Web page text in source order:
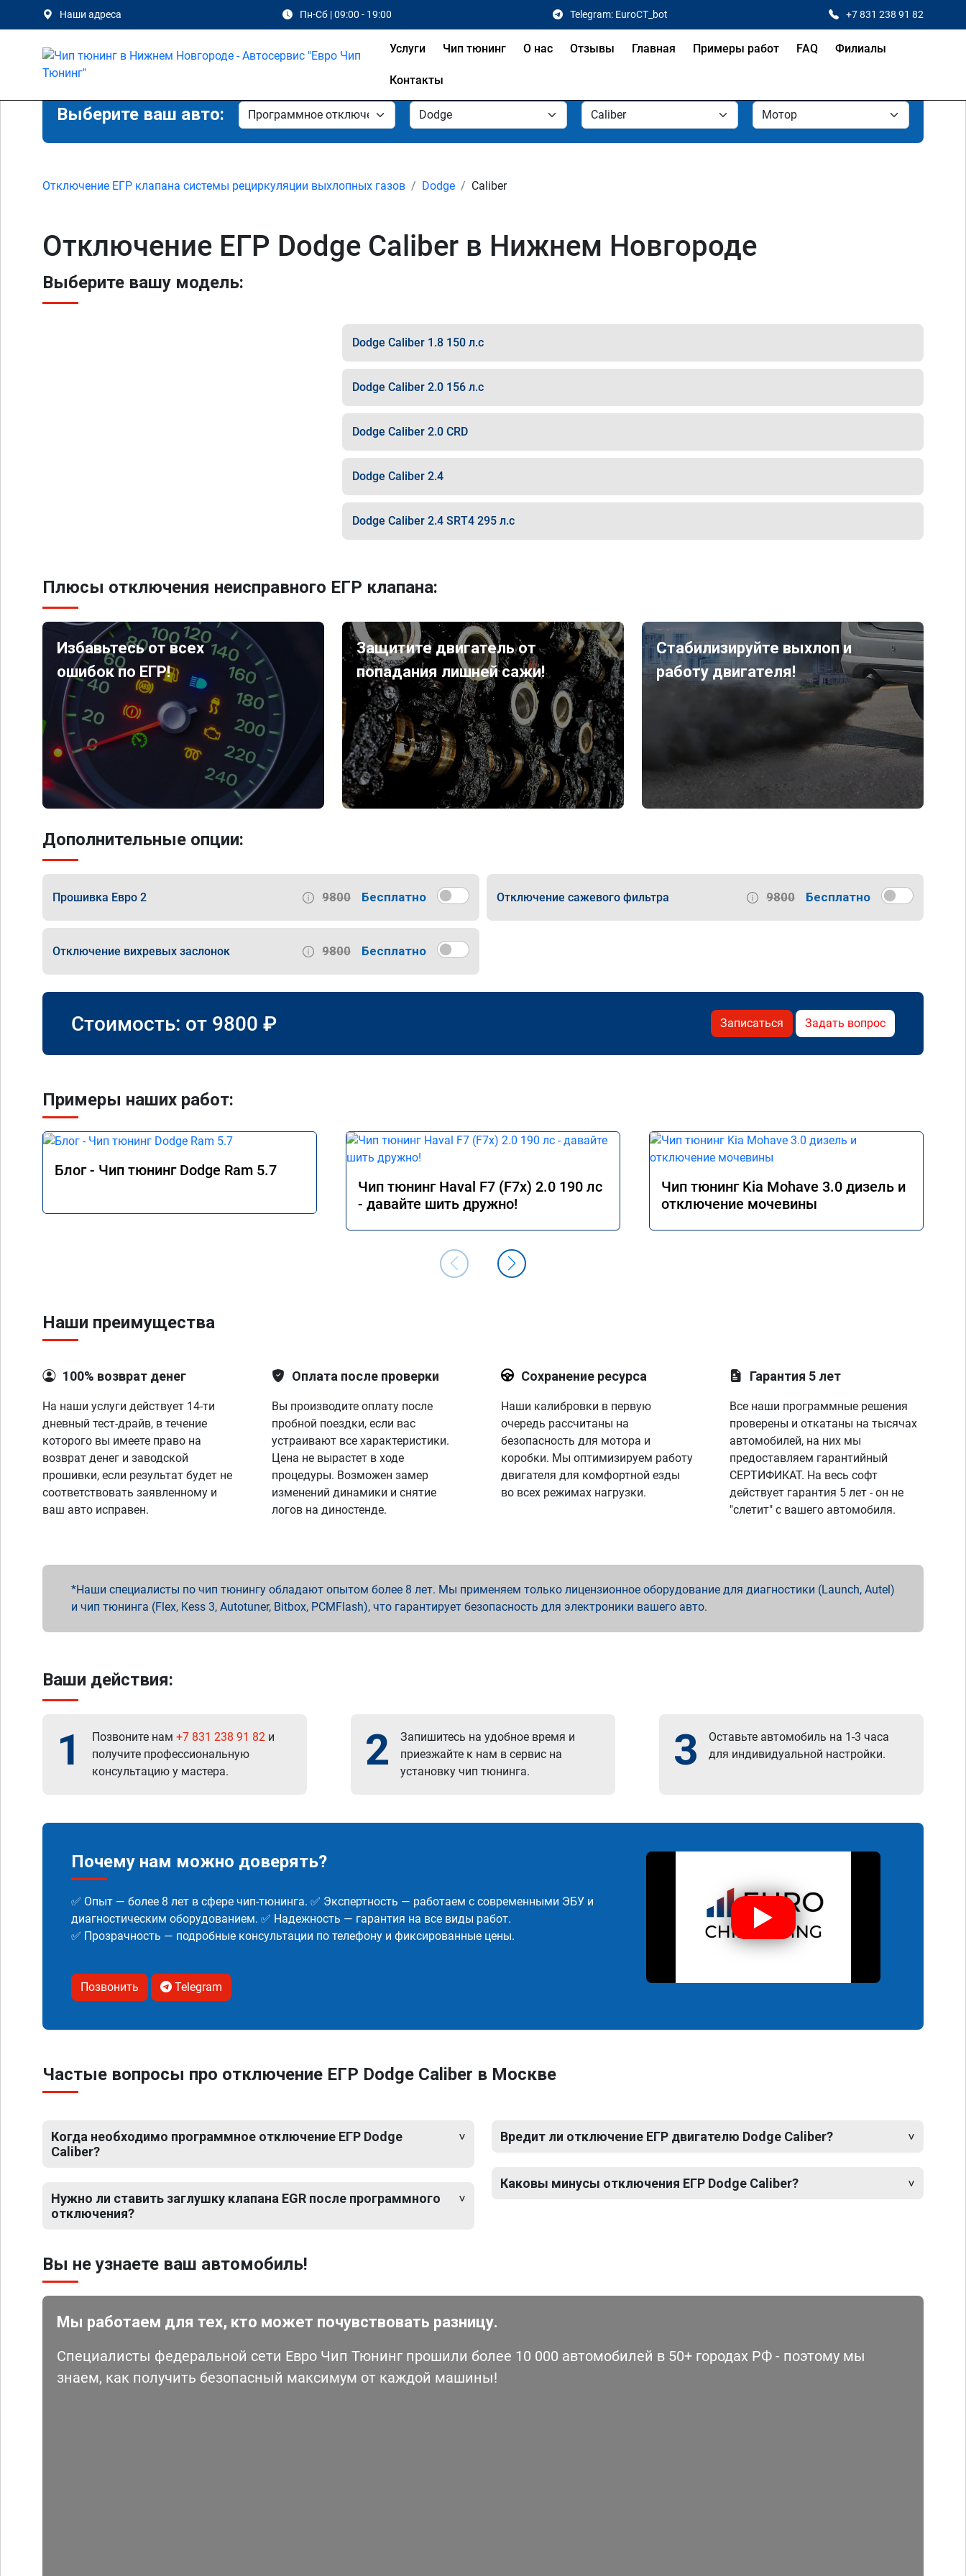
Наши адреса Пн-Сб | 09:00 - 19:00 Telegram: EuroCT_bot +7 831 238 91 82
Услуги Чип тюнинг О нас Отзывы Главная Примеры работ FAQ Филиалы
Контакты
Выберите ваш авто:
Отключение ЕГР клапана системы рециркуляции выхлопных газов Dodge Caliber
Отключение ЕГР Dodge Caliber в Нижнем Новгороде
Выберите вашу модель:
Dodge Caliber 1.8 150 л.с
Dodge Caliber 2.0 156 л.с
Dodge Caliber 2.0 CRD
Dodge Caliber 2.4
Dodge Caliber 2.4 SRT4 295 л.с
Плюсы отключения неисправного ЕГР клапана:
Избавьтесь от всех
ошибок по ЕГР!
Защитите двигатель от
попадания лишней сажи!
Стабилизируйте выхлоп и
работу двигателя!
Дополнительные опции:
Прошивка Евро 2 9800 Бесплатно Отключение сажевого фильтра 9800 Бесплатно
Отключение вихревых заслонок 9800 Бесплатно
Стоимость: от 9800 ₽ Записаться Задать вопрос
Примеры наших работ:
Блог - Чип тюнинг Dodge Ram 5.7
Чип тюнинг Haval F7 (F7x) 2.0 190 лс
- давайте шить дружно!
Чип тюнинг Kia Mohave 3.0 дизель и
отключение мочевины
Наши преимущества
100% возврат денег
На наши услуги действует 14-ти
дневный тест-драйв, в течение
которого вы имеете право на
возврат денег и заводской
прошивки, если результат будет не
соответствовать заявленному и
ваш авто исправен.
Оплата после проверки
Вы производите оплату после
пробной поездки, если вас
устраивают все характеристики.
Цена не вырастет в ходе
процедуры. Возможен замер
изменений динамики и снятие
логов на диностенде.
Сохранение ресурса
Наши калибровки в первую
очередь рассчитаны на
безопасность для мотора и
коробки. Мы оптимизируем работу
двигателя для комфортной езды
во всех режимах нагрузки.
Гарантия 5 лет
Все наши программные решения
проверены и откатаны на тысячах
автомобилей, на них мы
предоставляем гарантийный
СЕРТИФИКАТ. На весь софт
действует гарантия 5 лет - он не
"слетит" с вашего автомобиля.
Наши специалисты по чип тюнингу обладают опытом более 8 лет. Мы применяем только лицензионное оборудование для диагностики (Launch, Autel)
и чип тюнинга (Flex, Kess 3, Autotuner, Bitbox, PCMFlash), что гарантирует безопасность для электроники вашего авто.
Ваши действия:
1 Позвоните нам +7 831 238 91 82 и
получите профессиональную
консультацию у мастера.
2
Запишитесь на удобное время и
приезжайте к нам в сервис на
установку чип тюнинга.
3
Оставьте автомобиль на 1-3 часа
для индивидуальной настройки.
Почему нам можно доверять?
✅ Опыт — более 8 лет в сфере чип-тюнинга. ✅ Экспертность — работаем с современными ЭБУ и
диагностическим оборудованием. ✅ Надежность — гарантия на все виды работ.
✅ Прозрачность — подробные консультации по телефону и фиксированные цены.
Позвонить Telegram
Частые вопросы про отключение ЕГР Dodge Caliber в Москве
Когда необходимо программное отключение ЕГР Dodge
Caliber?
Нужно ли ставить заглушку клапана EGR после программного
отключения?
Вредит ли отключение ЕГР двигателю Dodge Caliber?
Каковы минусы отключения ЕГР Dodge Caliber?
Вы не узнаете ваш автомобиль!
Мы работаем для тех, кто может почувствовать разницу.
Специалисты федеральной сети Евро Чип Тюнинг прошили более 10 000 автомобилей в 50+ городах РФ - поэтому мы
знаем, как получить безопасный максимум от каждой машины!